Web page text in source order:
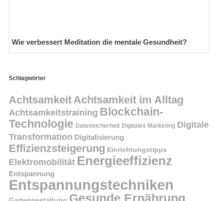
Wie verbessert Meditation die mentale Gesundheit?
Schlagwörter
Achtsamkeit Achtsamkeit im Alltag
Achtsamkeitstraining Blockchain-
Technologie Datensicherheit Digitales Marketing Digitale
Transformation Digitalisierung
Effizienzsteigerung Einrichtungstipps
Elektromobilität Energieeffizienz
Entspannung
Entspannungstechniken
Gesunde Ernährung